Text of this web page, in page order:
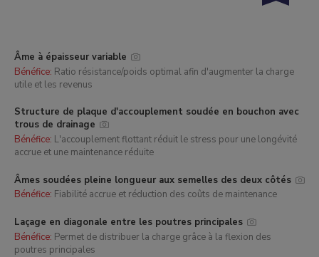
Âme à épaisseur variable
Bénéfice: Ratio résistance/poids optimal afin d'augmenter la charge
utile et les revenus
Structure de plaque d'accouplement soudée en bouchon avec
trous de drainage
Bénéfice: L'accouplement flottant réduit le stress pour une longévité
accrue et une maintenance réduite
Âmes soudées pleine longueur aux semelles des deux côtés
Bénéfice: Fiabilité accrue et réduction des coûts de maintenance
Laçage en diagonale entre les poutres principales
Bénéfice: Permet de distribuer la charge grâce à la flexion des
poutres principales